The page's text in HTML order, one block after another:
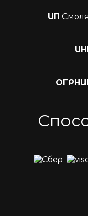
ИП